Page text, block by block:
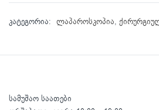
კატეგორია: ლაპაროსკოპია,
სამუშაო საათები